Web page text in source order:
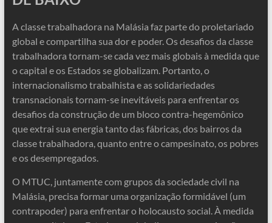
A classe trabalhadora na Malásia faz parte do proletariado
global e compartilha sua dor e poder. Os desafios da classe
trabalhadora tornam-se cada vez mais globais à medida que
o capital e os Estados se globalizam. Portanto, o
internacionalismo trabalhista e as solidariedades
transnacionais tornam-se inevitáveis ​​para enfrentar os
desafios da construção de um bloco contra-hegemônico
que extrai sua energia tanto das fábricas, dos bairros da
classe trabalhadora, quanto entre o campesinato, os pobres
e os desempregados.
O MTUC, juntamente com grupos da sociedade civil na
Malásia, precisa formar uma organização formidável (um
contrapoder) para enfrentar o holocausto social. À medida